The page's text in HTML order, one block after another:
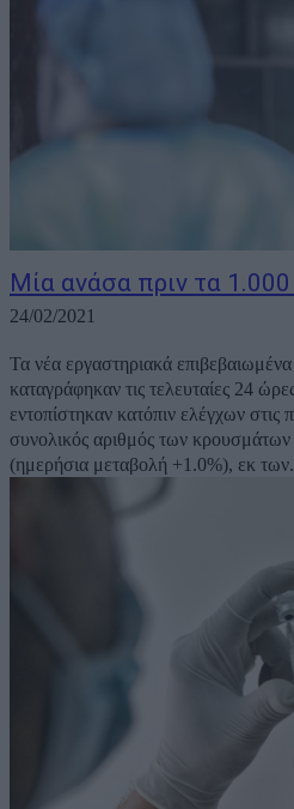
Μία ανάσα πριν τα
24/02/2021
Τα νέα εργαστηριακά
καταγράφηκαν τις τελευταίες 24
εντοπίστηκαν κατόπιν ελέγχων στις
συνολικός αριθμός των
(ημερήσια μεταβολή +1.0%), εκ